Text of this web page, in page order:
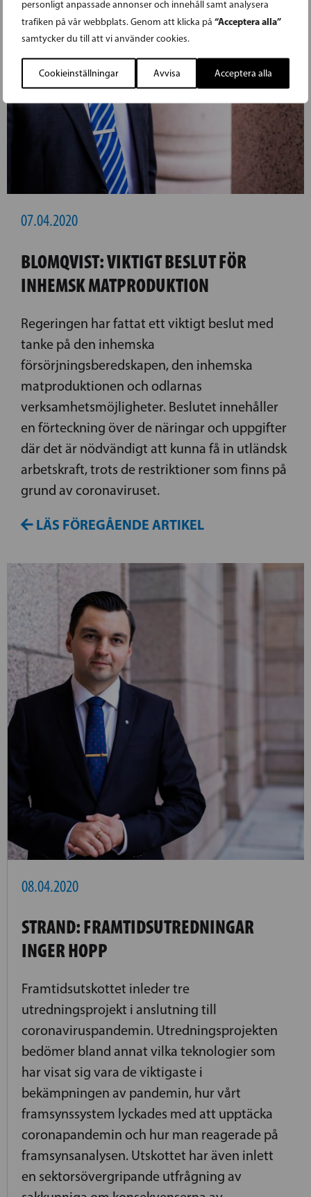
personligt anpassade annonser och innehåll samt analysera
trafiken på vår webbplats. Genom att klicka på “Acceptera alla”
samtycker du till att vi använder cookies.
Cookieinställningar Avvisa Acceptera alla
07.04.2020
BLOMQVIST: VIKTIGT BESLUT FÖR
INHEMSK MATPRODUKTION
Regeringen har fattat ett viktigt beslut med
tanke på den inhemska
försörjningsberedskapen, den inhemska
matproduktionen och odlarnas
verksamhetsmöjligheter. Beslutet innehåller
en förteckning över de näringar och uppgifter
där det är nödvändigt att kunna få in utländsk
arbetskraft, trots de restriktioner som finns på
grund av coronaviruset.
LÄS FÖREGÅENDE ARTIKEL
08.04.2020
STRAND: FRAMTIDSUTREDNINGAR
INGER HOPP
Framtidsutskottet inleder tre
utredningsprojekt i anslutning till
coronaviruspandemin. Utredningsprojekten
bedömer bland annat vilka teknologier som
har visat sig vara de viktigaste i
bekämpningen av pandemin, hur vårt
framsynssystem lyckades med att upptäcka
coronapandemin och hur man reagerade på
framsynsanalysen. Utskottet har även inlett
en sektorsövergripande utfrågning av